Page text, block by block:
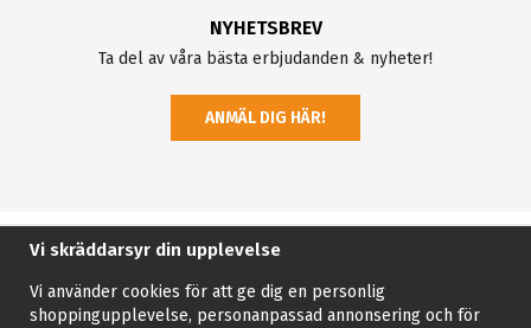
NYHETSBREV
Ta del av våra bästa erbjudanden & nyheter!
ANMÄL DIG HÄR!
Vi skräddarsyr din upplevelse
Vi använder cookies för att ge dig en personlig
shoppingupplevelse, personanpassad annonsering och för